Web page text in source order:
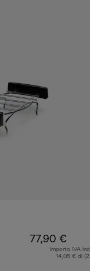
77,90 €
Importo IVA
14,05 € di